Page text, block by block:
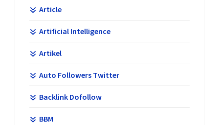
Article
Artificial Intelligence
Artikel
Auto Followers Twitter
Backlink Dofollow
BBM